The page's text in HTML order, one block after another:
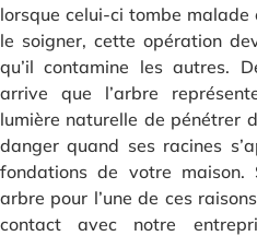
lorsque celui-ci tombe malade
le soigner, cette opération
qu’il contamine les autres.
arrive que l’arbre
lumière naturelle de pénétrer
danger quand ses racines
fondations de votre
arbre pour l’une de ces
contact avec notre